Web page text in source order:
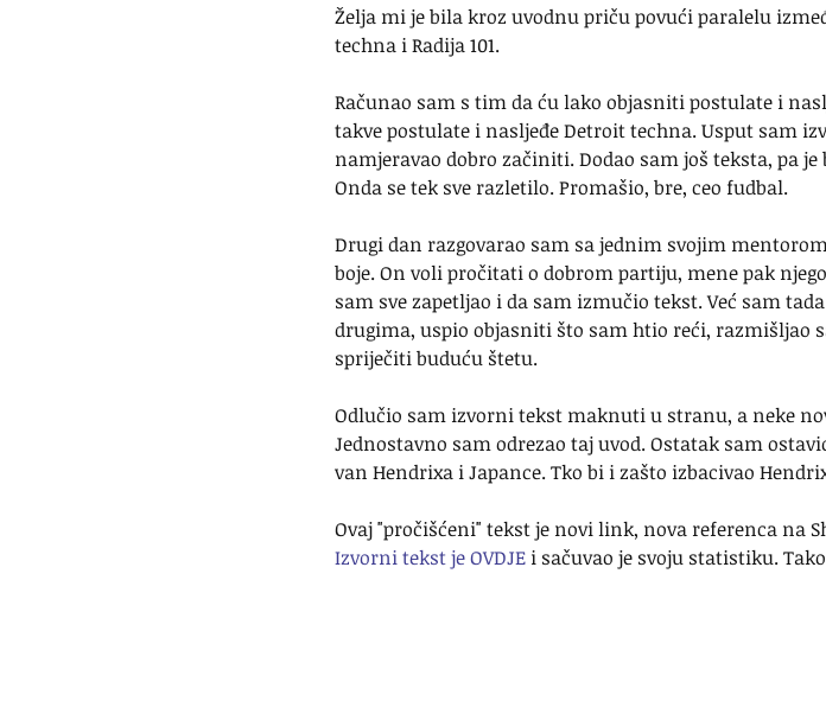
Želja mi je bila kroz uvodnu priču povući paralelu
techna i Radija 101.
Računao sam s tim da ću lako objasniti postulate i
takve postulate i nasljeđe Detroit techna. Usput sam
namjeravao dobro začiniti. Dodao sam još teksta, pa
Onda se tek sve razletilo. Promašio, bre, ceo fudbal.
Drugi dan razgovarao sam sa jednim svojim
boje. On voli pročitati o dobrom partiju, mene pak
sam sve zapetljao i da sam izmučio tekst. Već sam
drugima, uspio objasniti što sam htio reći,
spriječiti buduću štetu.
Odlučio sam izvorni tekst maknuti u stranu, a neke
Jednostavno sam odrezao taj uvod. Ostatak sam
van Hendrixa i Japance. Tko bi i zašto izbacivao
Ovaj "pročišćeni" tekst je novi link, nova referenca na
Izvorni tekst je OVDJE i sačuvao je svoju statistiku.